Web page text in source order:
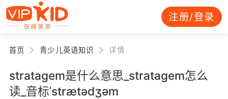
注册/登录
首页 青少儿英语知识 详情
stratagem是什么意思_stratagem怎么
读_音标ˈstrætədʒəm